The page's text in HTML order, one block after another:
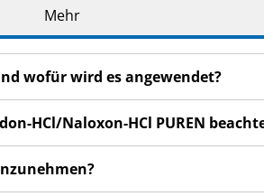
Sie sich an Ihren Arzt oder
angegeben sind. Siehe
Mehr
wofür wird es angewendet?
HCl/Naloxon-HCl PUREN